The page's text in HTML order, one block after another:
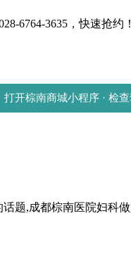
6764-3635，快速抢约！
打开棕南商城小程序 · 检
,成都棕南医院妇科做